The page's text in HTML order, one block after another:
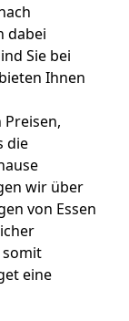
dabei
Sie bei
Ihnen
die
wir über
von Essen
eine